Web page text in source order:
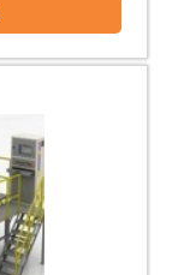
suprir as
de
o JC800 e